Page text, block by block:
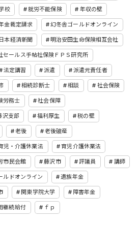
校 就労不能保険 年収の壁
金裁定請求 幻冬舎ゴールドオンライン
日本経済新聞 明治安田生命保険相互会社
セールス手帖社保険ＦＰＳ研究所
法定講習 派遣 派遣元責任者
相続診断士 相談 社会保険
労務士 社会保障
沢支部 福利厚生 税の壁
老後 老後破産
児・介護休業法 育児介護休業法
市民会館 藤沢市 評議員 講師
ルドオンライン 遺族年金
関東学院大学 障害年金
継続給付 ｆｐ